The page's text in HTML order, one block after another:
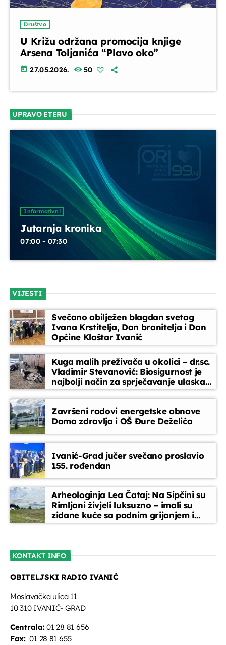
UPRAVO ETERU
Jutarnja kronika
DANAS NA PROGRAMU
Servisne informacije
07:30 - 08:00
Horoskop
08:00 - 08:10
Melodija dana
Glazbeni blok
08:15 - 08:45
Vijesti
08:45 - 09:00
Društvo
U Križu održana promocija knjige
Arsena Toljanića “Plavo oko”
today 27.05.2026. 50
UPRAVO ETERU
Informativni
Jutarnja kronika
07:00 - 07:30
VIJESTI
Svečano obilježen blagdan svetog
Ivana Krstitelja, Dan branitelja i Dan
Općine Kloštar Ivanić
Kuga malih preživača u okolici – dr.sc.
Vladimir Stevanović: Biosigurnost je
najbolji način za sprječavanje ulaska
bolesti
Završeni radovi energetske obnove
Doma zdravlja i OŠ Đure Deželića
Ivanić-Grad jučer svečano proslavio
155. rođendan
Arheologinja Lea Čataj: Na Sipčini su
Rimljani živjeli luksuzno – imali su
zidane kuće sa podnim grijanjem i
oslikanim zidovima
KONTAKT INFO
OBITELJSKI RADIO IVANIĆ
Moslavačka ulica 11
10 310 IVANIĆ- GRAD
Centrala:01 28 81 656
Fax:01 28 81 655